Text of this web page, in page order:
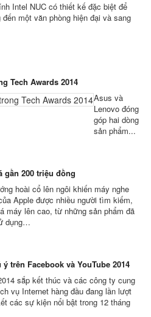
Intel NUC có thiết kế đặc biệt để
đến một văn phòng hiện đại và sang
Tech Awards 2014
Asus và
Lenovo đóng
góp hai dòng
sản phẩm...
200 triệu đồng
hoài cổ lên ngôi khiến máy nghe
Apple được nhiều người tìm kiếm,
máy lên cao, từ những sản phẩm đã
dụng…
trên Facebook và YouTube 2014
sắp kết thúc và các công ty cung
vụ Internet hàng đầu đang lần lượt
các sự kiện nổi bật trong 12 tháng